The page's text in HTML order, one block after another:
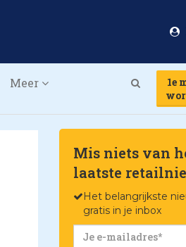
Meer
1e
Mis niets van
laatste
Het belangrijkste
gratis in je inbox